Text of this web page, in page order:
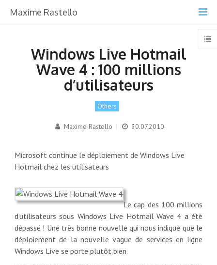
Maxime Rastello
Windows Live Hotmail
Wave 4 : 100 millions
d’utilisateurs
Others
Maxime Rastello | 30.07.2010
Microsoft continue le déploiement de Windows Live
Hotmail chez les utilisateurs
Le cap des 100 millions
d’utilisateurs sous Windows Live Hotmail Wave 4 a été
dépassé ! Une très bonne nouvelle qui nous indique que le
déploiement de la nouvelle vague de services en ligne
Windows Live se porte plutôt bien.